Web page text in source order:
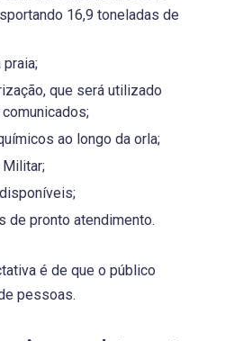
16,9 toneladas de
que será utilizado
ao longo da orla;
de pronto atendimento.
é de que o público
pessoas.